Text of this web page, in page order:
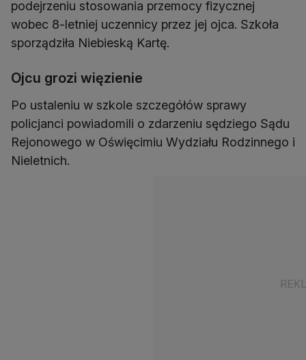
podejrzeniu stosowania przemocy fizycznej
wobec 8-letniej uczennicy przez jej ojca. Szkoła
sporządziła Niebieską Kartę.
Ojcu grozi więzienie
Po ustaleniu w szkole szczegółów sprawy
policjanci powiadomili o zdarzeniu sędziego Sądu
Rejonowego w Oświęcimiu Wydziału Rodzinnego i
Nieletnich.